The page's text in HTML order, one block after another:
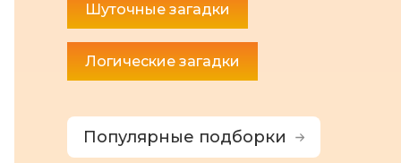
Шуточные загадки
Логические загадки
Популярные подборки